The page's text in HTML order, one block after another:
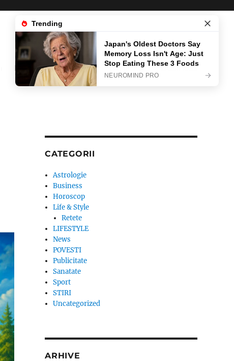
News Life & Style Sanatate Business
CATEGORII
Astrologie
Business
Horoscop
Life & Style
Retete
LIFESTYLE
News
POVESTI
Publicitate
Sanatate
Sport
STIRI
Uncategorized
ARHIVE